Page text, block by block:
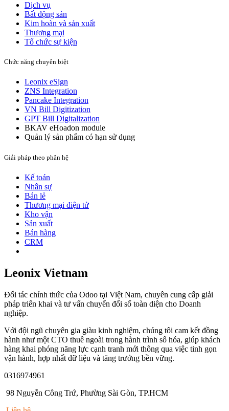
Dịch vụ
Bất động sản​
Kim hoàn và sản xuất​
Thương mại
Tổ chức sự kiện
Chức năng chuyên biệt
Leonix eSign
ZNS Integration
Pancake Integration
VN Bill Digitization
GPT Bill Digitalization
BKAV eHoadon module
Quản lý sản phẩm có hạn sử dụng
Giải pháp theo phân hệ
Kế toán
Nhân sự
Bán lẻ
Thương mại điện tử
Kho vận
Sản xuất
Bán hàng
CRM
Leonix Vietnam
Đối tác chính thức của Odoo tại Việt Nam, chuyên cung cấp giải
pháp triển khai và tư vấn chuyển đổi số toàn diện cho Doanh
nghiệp.
Với đội ngũ chuyên gia giàu kinh nghiệm, chúng tôi cam kết đồng
hành như một CTO thuê ngoài trong hành trình số hóa, giúp khách
hàng khai phóng năng lực cạnh tranh mới thông qua việc tinh gọn
vận hành, hợp nhất dữ liệu và tăng trưởng bền vững.
0316974961
98 Nguyễn Công Trứ, Phường Sài Gòn, TP.HCM